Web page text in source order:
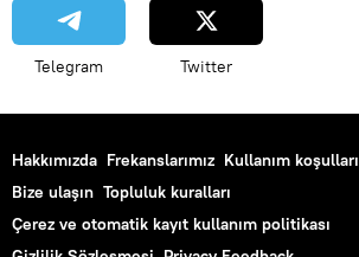
Lugansk Halk Cumhuriyeti
Telegram Twitter
Hakkımızda Frekanslarımız Kullanım koşulları
Bize ulaşın Topluluk kuralları
Çerez ve otomatik kayıt kullanım politikası